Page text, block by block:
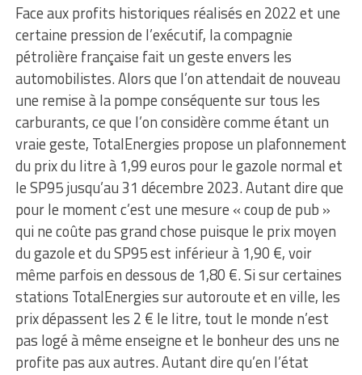
Face aux profits historiques réalisés en 2022 et une
certaine pression de l’exécutif, la compagnie
pétrolière française fait un geste envers les
automobilistes. Alors que l’on attendait de nouveau
une remise à la pompe conséquente sur tous les
carburants, ce que l’on considère comme étant un
vraie geste, TotalEnergies propose un plafonnement
du prix du litre à 1,99 euros pour le gazole normal et
le SP95 jusqu’au 31 décembre 2023. Autant dire que
pour le moment c’est une mesure « coup de pub »
qui ne coûte pas grand chose puisque le prix moyen
du gazole et du SP95 est inférieur à 1,90 €, voir
même parfois en dessous de 1,80 €. Si sur certaines
stations TotalEnergies sur autoroute et en ville, les
prix dépassent les 2 € le litre, tout le monde n’est
pas logé à même enseigne et le bonheur des uns ne
profite pas aux autres. Autant dire qu’en l’état